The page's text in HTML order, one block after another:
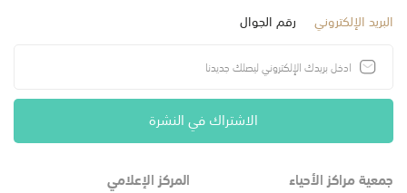
البريد الإلكتروني رقم الجوال
الاشتراك في النشرة
جمعية مراكز الأحياء المركز الإعلامي